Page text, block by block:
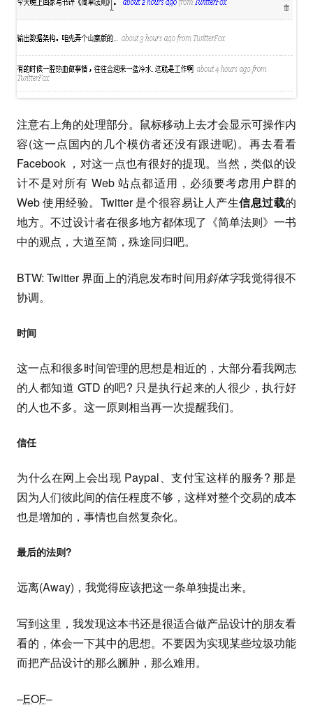
注意右上角的处理部分。鼠标移动上去才会显示可操作内
容(这一点国内的几个模仿者还没有跟进呢)。再去看看
Facebook ，对这一点也有很好的提现。当然，类似的设
计不是对所有 Web 站点都适用，必须要考虑用户群的
Web 使用经验。Twitter 是个很容易让人产生信息过载的
地方。不过设计者在很多地方都体现了《简单法则》一书
中的观点，大道至简，殊途同归吧。
BTW: Twitter 界面上的消息发布时间用斜体字我觉得很不
协调。
时间
这一点和很多时间管理的思想是相近的，大部分看我网志
的人都知道 GTD 的吧? 只是执行起来的人很少，执行好
的人也不多。这一原则相当再一次提醒我们。
信任
为什么在网上会出现 Paypal、支付宝这样的服务? 那是
因为人们彼此间的信任程度不够，这样对整个交易的成本
也是增加的，事情也自然复杂化。
最后的法则?
远离(Away)，我觉得应该把这一条单独提出来。
写到这里，我发现这本书还是很适合做产品设计的朋友看
看的，体会一下其中的思想。不要因为实现某些垃圾功能
而把产品设计的那么臃肿，那么难用。
–EOF–